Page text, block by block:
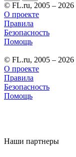
© FL.ru, 2005 – 2026
О проекте
Правила
Безопасность
Помощь
© FL.ru, 2005 – 2026
О проекте
Правила
Безопасность
Помощь
Наши партнеры